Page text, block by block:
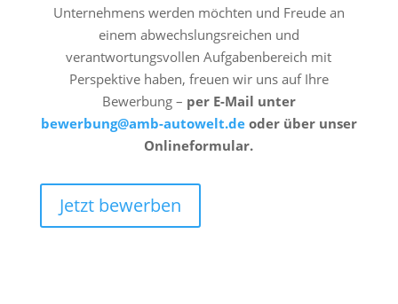
Unternehmens werden möchten und Freude an
einem abwechslungsreichen und
verantwortungsvollen Aufgabenbereich mit
Perspektive haben, freuen wir uns auf Ihre
Bewerbung – per E-Mail unter
bewerbung@amb-autowelt.deoder über unser
Onlineformular.
Jetzt bewerben